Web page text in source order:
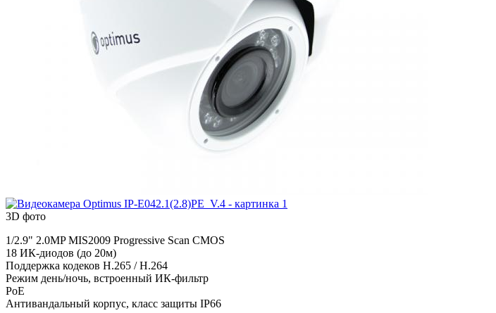
3D фото
1/2.9" 2.0MP MIS2009 Progressive Scan CMOS
18 ИК-диодов (до 20м)
Поддержка кодеков H.265 / H.264
Режим день/ночь, встроенный ИК-фильтр
PoE
Антивандальный корпус, класс защиты IР66